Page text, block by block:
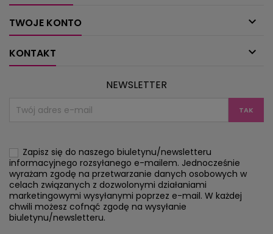
TWOJE KONTO 
KONTAKT 
NEWSLETTER
Zapisz się do naszego biuletynu/newsletteru
informacyjnego rozsyłanego e-mailem. Jednocześnie
wyrażam zgodę na przetwarzanie danych osobowych w
celach związanych z dozwolonymi działaniami
marketingowymi wysyłanymi poprzez e-mail. W każdej
chwili możesz cofnąć zgodę na wysyłanie
biuletynu/newsletteru.